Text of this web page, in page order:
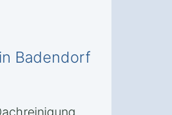
Badendorf